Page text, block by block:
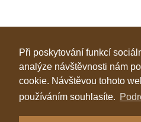
Při poskytování funkcí
analýze návštěvnosti nám
cookie. Návštěvou tohoto
používáním souhlasíte.
Klastr